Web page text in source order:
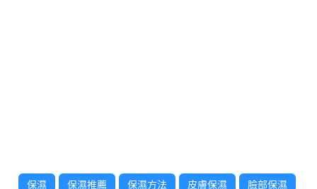
保濕 保濕推薦 保濕方法 皮膚保濕 臉部保濕